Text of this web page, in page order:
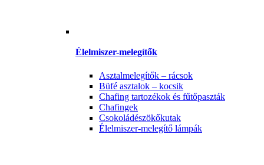
Élelmiszer-melegítők
Asztalmelegítők – rácsok
Büfé asztalok – kocsik
Chafing tartozékok és fűtőpaszták
Chafingek
Csokoládészökőkutak
Élelmiszer-melegítő lámpák